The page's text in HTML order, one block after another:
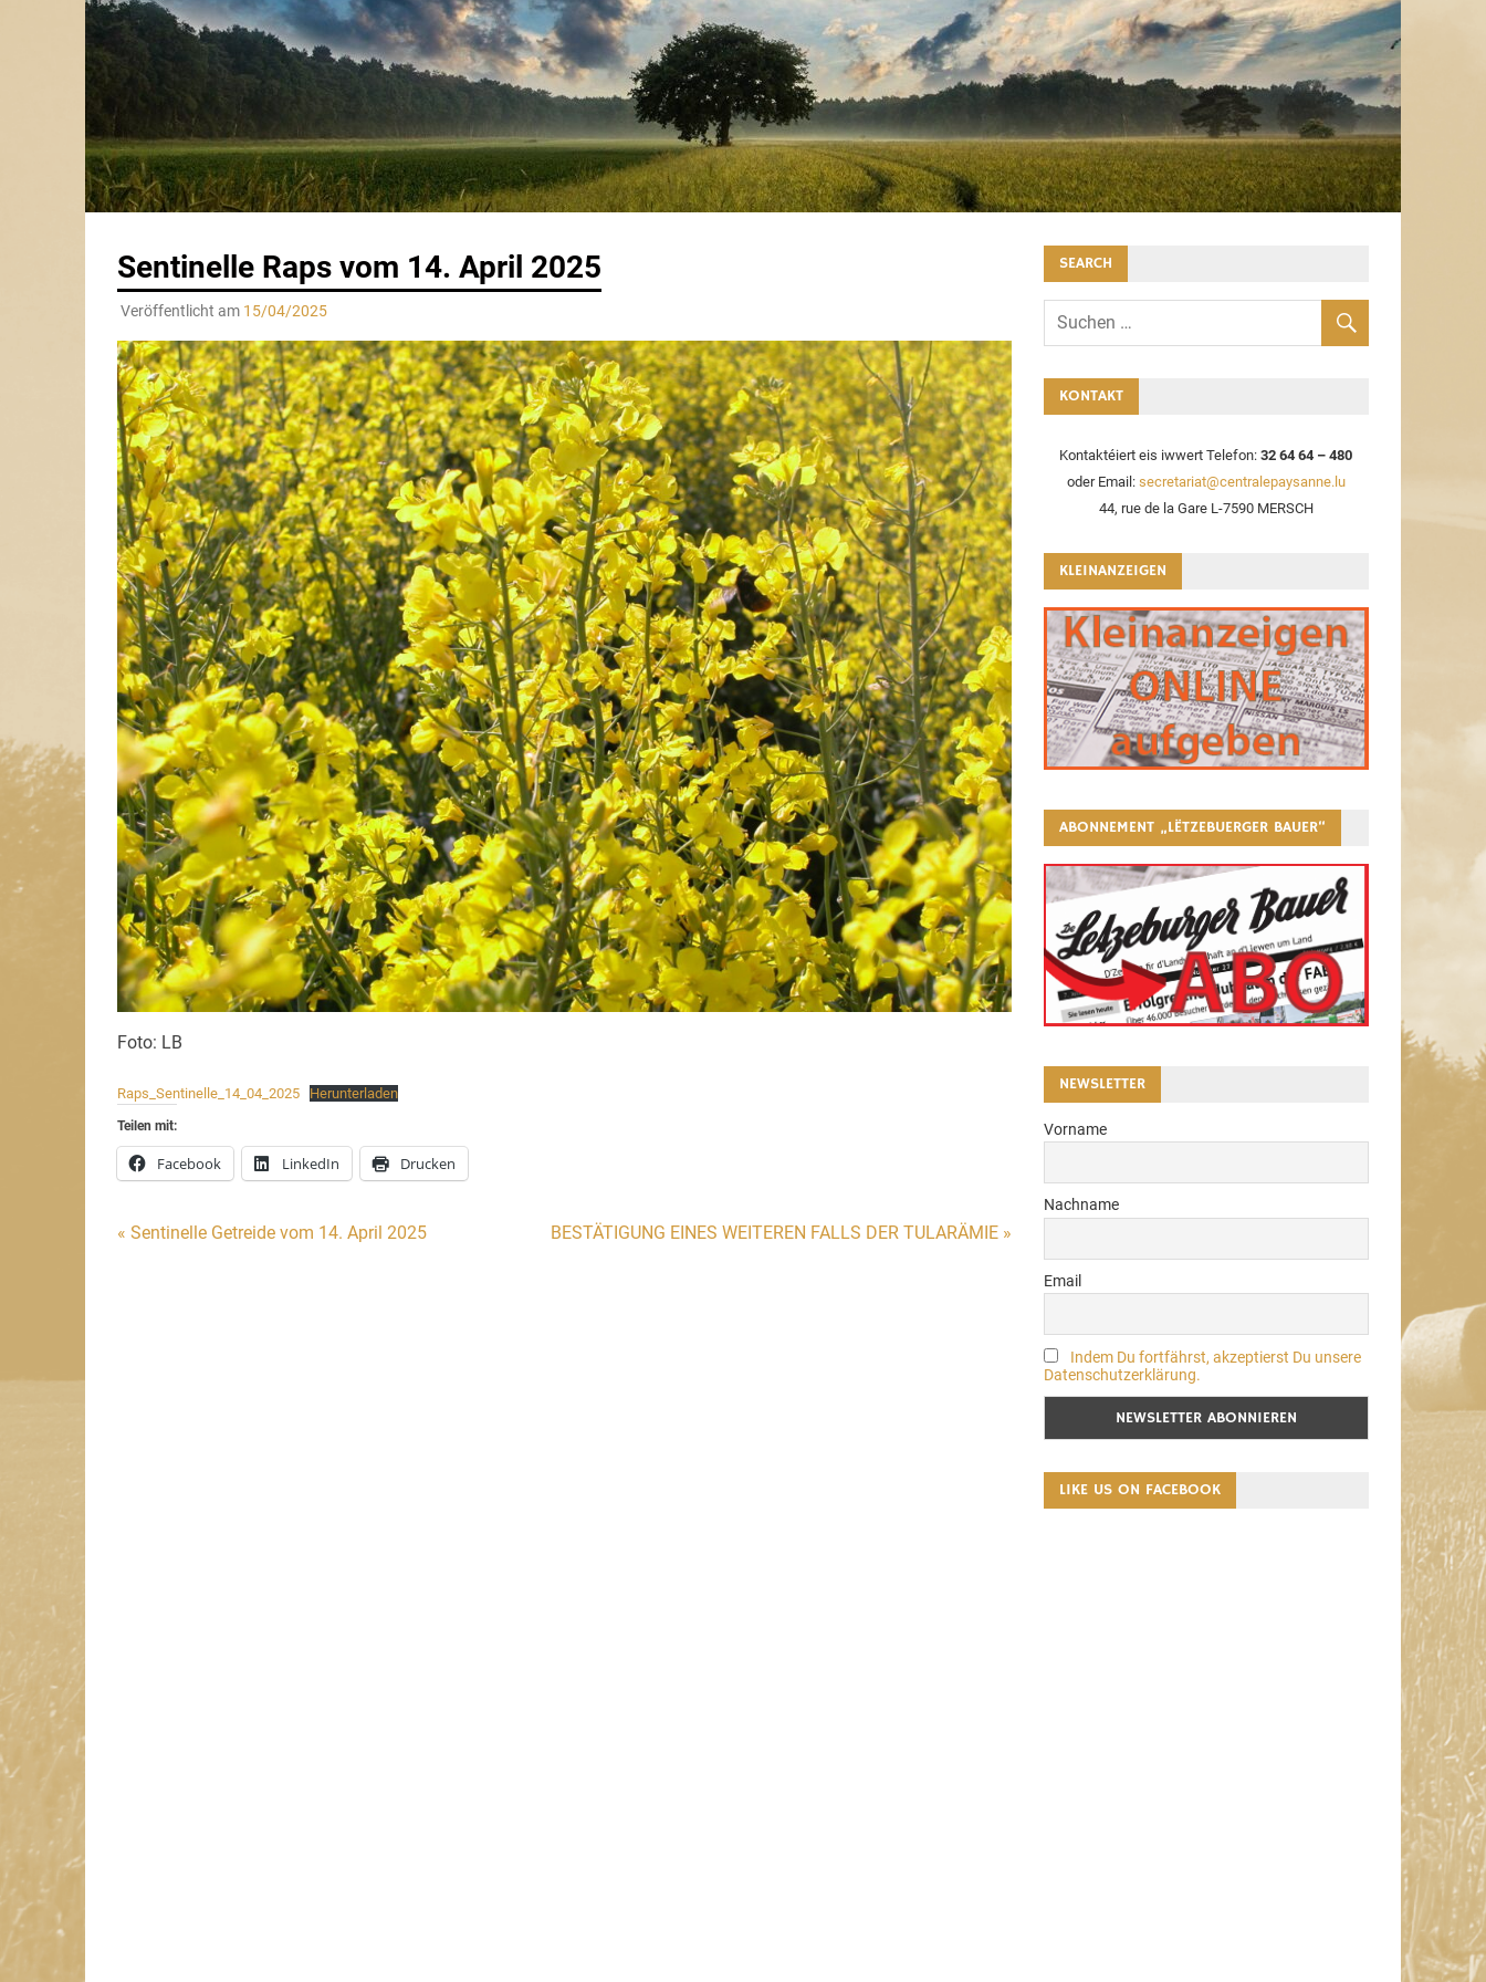
Sentinelle Raps vom 14. April 2025
Veröffentlicht am 15/04/2025
Foto: LB
Raps_Sentinelle_14_04_2025 Herunterladen
Teilen mit:
Facebook LinkedIn Drucken
Beitragsnavigation
« Sentinelle Getreide vom 14. April 2025 BESTÄTIGUNG EINES WEITEREN FALLS DER TULARÄMIE »
SEARCH
KONTAKT
Kontaktéiert eis iwwert Telefon:32 64 64 – 480
oder Email: secretariat@centralepaysanne.lu
44, rue de la Gare L-7590 MERSCH
KLEINANZEIGEN
ABONNEMENT „LËTZEBUERGER BAUER“
NEWSLETTER
Vorname
Nachname
Email
Indem Du fortfährst, akzeptierst Du unsere
Datenschutzerklärung.
LIKE US ON FACEBOOK